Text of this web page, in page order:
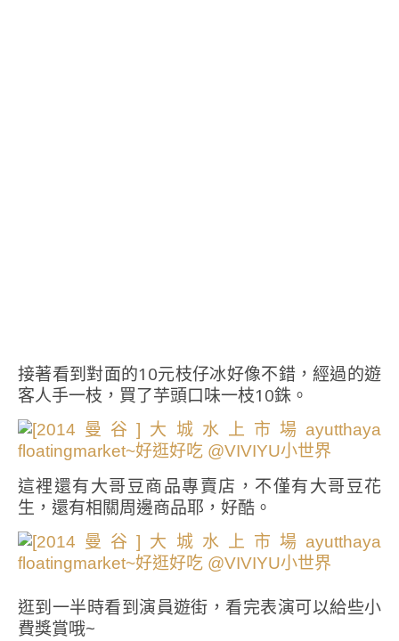
接著看到對面的10元枝仔冰好像不錯，經過的遊
客人手一枝，買了芋頭口味一枝10銖。
這裡還有大哥豆商品專賣店，不僅有大哥豆花
生，還有相關周邊商品耶，好酷。
逛到一半時看到演員遊街，看完表演可以給些小
費獎賞哦~